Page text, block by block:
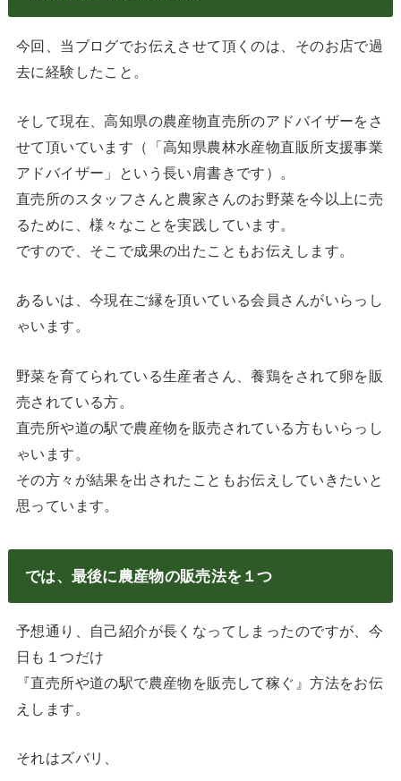
今回、当ブログでお伝えさせて頂くのは、そのお店で過
去に経験したこと。
そして現在、高知県の農産物直売所のアドバイザーをさ
せて頂いています（「高知県農林水産物直販所支援事業
アドバイザー」という長い肩書きです）。
直売所のスタッフさんと農家さんのお野菜を今以上に売
るために、様々なことを実践しています。
ですので、そこで成果の出たこともお伝えします。
あるいは、今現在ご縁を頂いている会員さんがいらっし
ゃいます。
野菜を育てられている生産者さん、養鶏をされて卵を販
売されている方。
直売所や道の駅で農産物を販売されている方もいらっし
ゃいます。
その方々が結果を出されたこともお伝えしていきたいと
思っています。
では、最後に農産物の販売法を１つ
予想通り、自己紹介が長くなってしまったのですが、今
日も１つだけ
『直売所や道の駅で農産物を販売して稼ぐ』方法をお伝
えします。
それはズバリ、